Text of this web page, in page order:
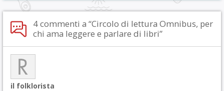
4 commenti a “Circolo di lettura Omnibus, per
chi ama leggere e parlare di libri”
il folklorista